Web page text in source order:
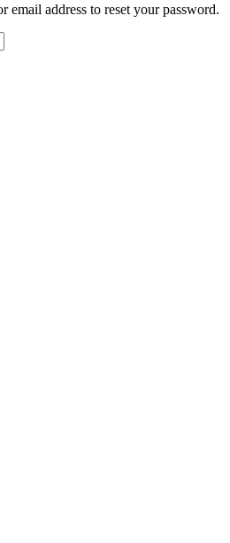
email address to reset your password.